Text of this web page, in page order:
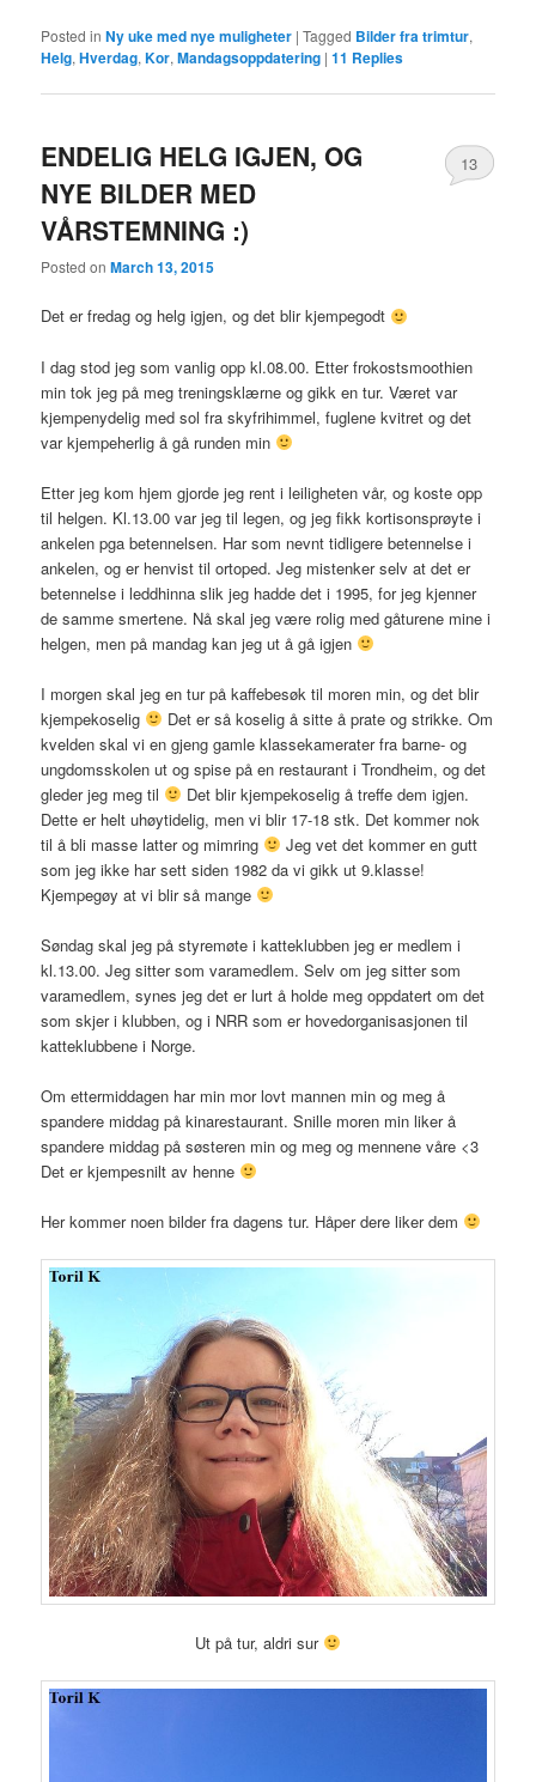
Posted in Ny uke med nye muligheter |Tagged Bilder fra trimtur,
Helg,Hverdag,Kor,Mandagsoppdatering |11 Replies
ENDELIG HELG IGJEN, OG
NYE BILDER MED
VÅRSTEMNING :)
Posted onMarch 13, 2015
13
Det er fredag og helg igjen, og det blir kjempegodt
I dag stod jeg som vanlig opp kl.08.00. Etter frokostsmoothien
min tok jeg på meg treningsklærne og gikk en tur. Været var
kjempenydelig med sol fra skyfrihimmel, fuglene kvitret og det
var kjempeherlig å gå runden min
Etter jeg kom hjem gjorde jeg rent i leiligheten vår, og koste opp
til helgen. Kl.13.00 var jeg til legen, og jeg fikk kortisonsprøyte i
ankelen pga betennelsen. Har som nevnt tidligere betennelse i
ankelen, og er henvist til ortoped. Jeg mistenker selv at det er
betennelse i leddhinna slik jeg hadde det i 1995, for jeg kjenner
de samme smertene. Nå skal jeg være rolig med gåturene mine i
helgen, men på mandag kan jeg ut å gå igjen
I morgen skal jeg en tur på kaffebesøk til moren min, og det blir
kjempekoselig
Det er så koselig å sitte å prate og strikke. Om
kvelden skal vi en gjeng gamle klassekamerater fra barne- og
ungdomsskolen ut og spise på en restaurant i Trondheim, og det
gleder jeg meg til
Det blir kjempekoselig å treffe dem igjen.
Dette er helt uhøytidelig, men vi blir 17-18 stk. Det kommer nok
til å bli masse latter og mimring
Jeg vet det kommer en gutt
som jeg ikke har sett siden 1982 da vi gikk ut 9.klasse!
Kjempegøy at vi blir så mange
Søndag skal jeg på styremøte i katteklubben jeg er medlem i
kl.13.00. Jeg sitter som varamedlem. Selv om jeg sitter som
varamedlem, synes jeg det er lurt å holde meg oppdatert om det
som skjer i klubben, og i NRR som er hovedorganisasjonen til
katteklubbene i Norge.
Om ettermiddagen har min mor lovt mannen min og meg å
spandere middag på kinarestaurant. Snille moren min liker å
spandere middag på søsteren min og meg og mennene våre <3
Det er kjempesnilt av henne
Her kommer noen bilder fra dagens tur. Håper dere liker dem
Ut på tur, aldri sur